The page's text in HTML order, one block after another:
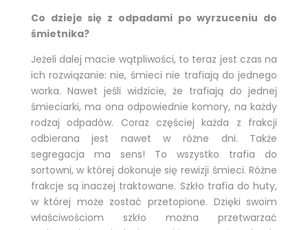
Co dzieje się z odpadami po wyrzuceniu do
śmietnika?
Jeżeli dalej macie wątpliwości, to teraz jest czas na
ich rozwiązanie: nie, śmieci nie trafiają do jednego
worka. Nawet jeśli widzicie, że trafiają do jednej
śmieciarki, ma ona odpowiednie komory, na każdy
rodzaj odpadów. Coraz częściej każda z frakcji
odbierana jest nawet w różne dni. Także
segregacja ma sens! To wszystko trafia do
sortowni, w której dokonuje się rewizji śmieci. Różne
frakcje są inaczej traktowane. Szkło trafia do huty,
w której może zostać przetopione. Dzięki swoim
właściwościom szkło można przetwarzać